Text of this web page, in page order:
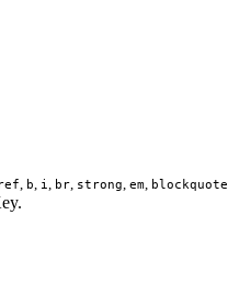
b i br strong em blockquote